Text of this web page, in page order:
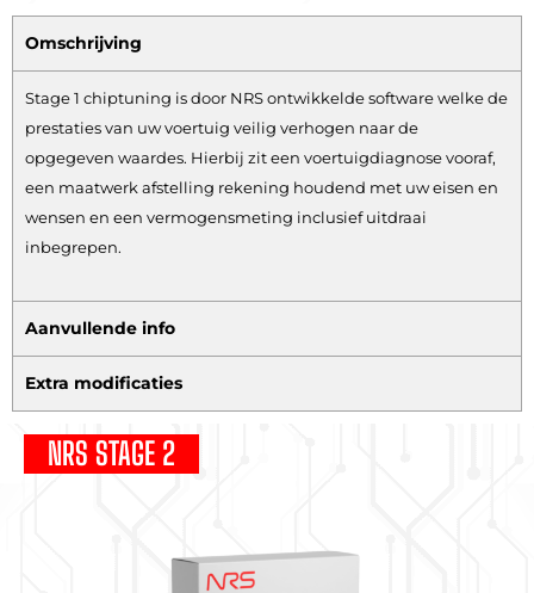
Omschrijving
Stage 1 chiptuning is door NRS ontwikkelde software welke de
prestaties van uw voertuig veilig verhogen naar de
opgegeven waardes. Hierbij zit een voertuigdiagnose vooraf,
een maatwerk afstelling rekening houdend met uw eisen en
wensen en een vermogensmeting inclusief uitdraai
inbegrepen.
Aanvullende info
Extra modificaties
NRS STAGE 2